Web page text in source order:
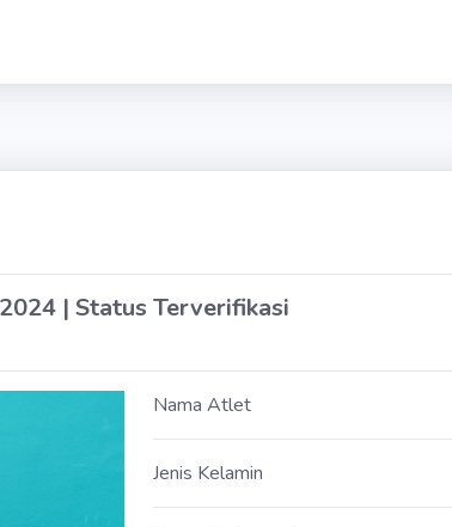
| Status Terverifikasi
Nama Atlet
Jenis Kelamin